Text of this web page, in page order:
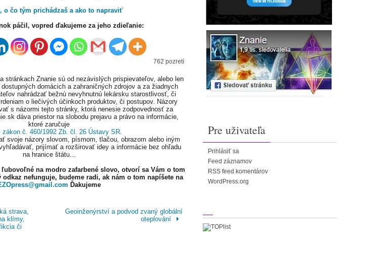
o čo tým prichádzaš a ako to napraviť
páčil, vopred ďakujeme za jeho zdieľanie:
762 pozretí
stránkach Znanie sú od nezávislých prispievateľov, alebo len
domácich a zahraničných zdrojov a za žiadnych
nahrádzať bežnú nevyhnutnú lekársku starostlivosť, či
o liečivých účinkoch produktov, či postupov. Názory
s názormi tejto stránky, ktorá nenesie zodpovednosť za
dáva priestor na slobodu prejavu a právo na informácie,
ktoré zaručuje
zákon č. 460/1992 Zb. čl. 26 Ústavy SR.
svoje názory slovom, písmom, tlačou, obrazom alebo iným
prijímať a rozširovať idey a informácie bez ohľadu
na hranice štátu...
na modro zafarbené slovo, otvorí sa Vám o tom
nefunguje, budeme radi, ak nám o tom napíšete na
Ďakujeme
strava,
klímy,
či
Geoinženýrství a podvod zvaný globální
oteplování
Pre uživateľa
Prihlásiť sa
Feed záznamov
RSS feed komentárov
WordPress.org